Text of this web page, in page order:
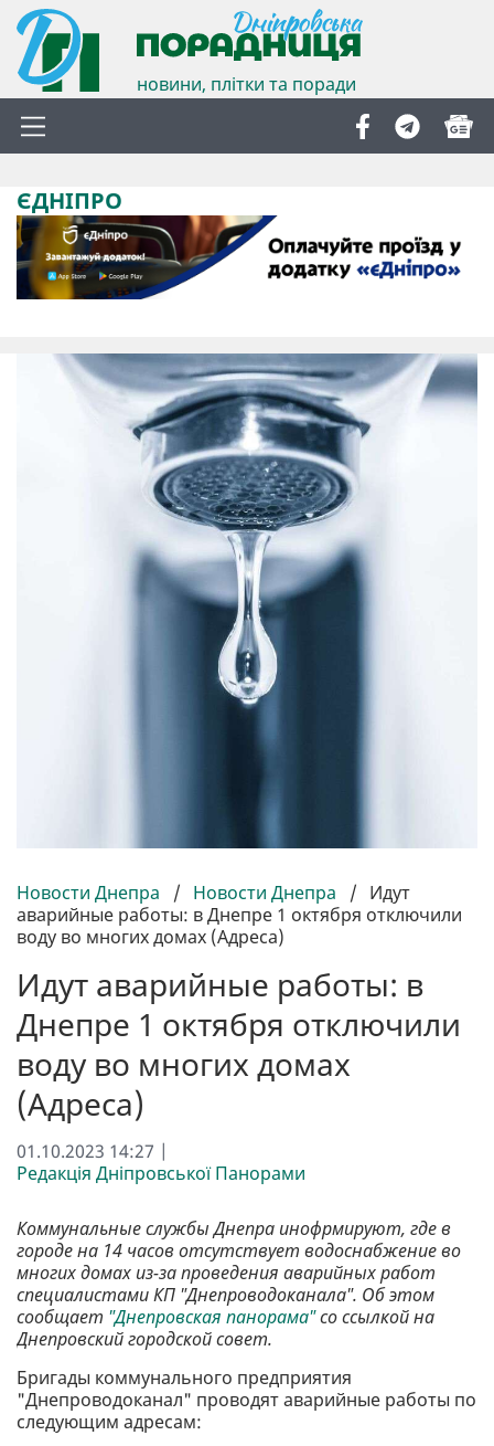
новини, плітки та поради
ЄДНІПРО
Новости Днепра / Новости Днепра / Идут
аварийные работы: в Днепре 1 октября отключили
воду во многих домах (Адреса)
Идут аварийные работы: в
Днепре 1 октября отключили
воду во многих домах
(Адреса)
01.10.2023 14:27 |
Редакція Дніпровської Панорами
Коммунальные службы Днепра инофрмируют, где в
городе на 14 часов отсутствует водоснабжение во
многих домах из-за проведения аварийных работ
специалистами КП "Днепроводоканала". Об этом
сообщает "Днепровская панорама"со ссылкой на
Днепровский городской совет.
Бригады коммунального предприятия
"Днепроводоканал" проводят аварийные работы по
следующим адресам: